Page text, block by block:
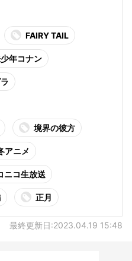
FAIRY TAIL
年コナン
境界の彼方
アニメ
ニコ生放送
正月
最終更新日:2023.04.19 15:48